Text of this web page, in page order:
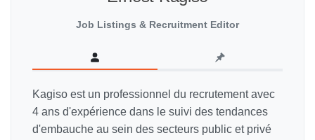
Job Listings & Recruitment Editor
Kagiso est un professionnel du recrutement avec
4 ans d'expérience dans le suivi des tendances
d'embauche au sein des secteurs public et privé